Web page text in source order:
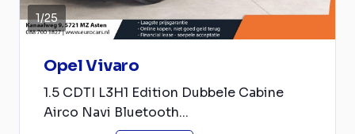
1/25
Opel Vivaro
1.5 CDTI L3H1 Edition Dubbele Cabine
Airco Navi Bluetooth...